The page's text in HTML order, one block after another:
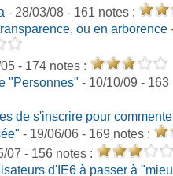
- 28/03/08 - 161 notes :
ou en arborence
- 174 notes :
"Personnes" - 10/10/09 -
de s'inscrire pour
- 19/06/06 - 169 notes :
07 - 156 notes :
d'IE6 à passer à